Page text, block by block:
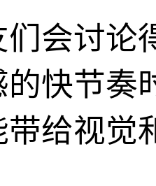
们会讨论
的快节奏
带给视觉